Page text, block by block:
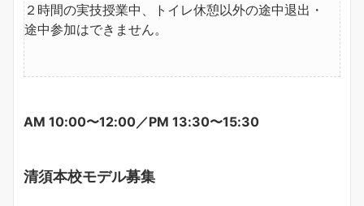
２時間の実技授業中、トイレ休憩以外の途中退出・
途中参加はできません。
AM 10:00〜12:00／PM 13:30〜15:30
清須本校モデル募集